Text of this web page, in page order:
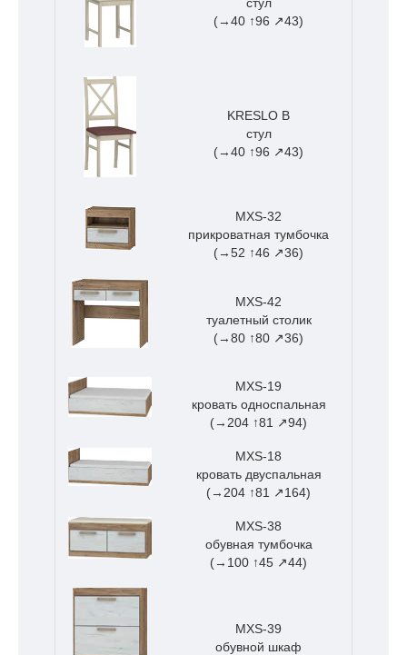
(→40 ↑96 ↗43)
KRESLO B
стул
(→40 ↑96 ↗43)
MXS-32
прикроватная тумбочка
(→52 ↑46 ↗36)
MXS-42
туалетный столик
(→80 ↑80 ↗36)
MXS-19
кровать односпальная
(→204 ↑81 ↗94)
MXS-18
кровать двуспальная
(→204 ↑81 ↗164)
MXS-38
обувная тумбочка
(→100 ↑45 ↗44)
MXS-39
обувной шкаф